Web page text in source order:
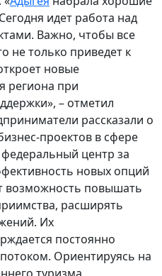
идет работа над
Важно, чтобы все
не только приведет к
новые
региона при
– отметил
рассказали о
проектов в сфере
центр за
новых опций
возможность повышать
расширять
Их
постоянно
Ориентируясь на